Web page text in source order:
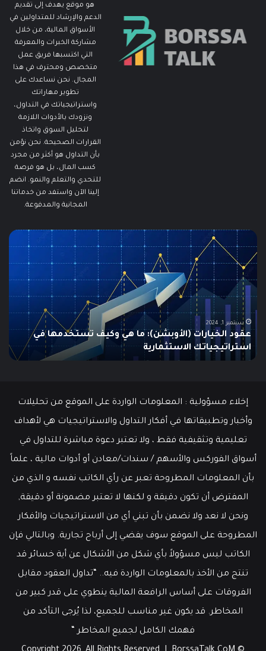
هو موقع يهدف إلى تقديم
الدعم والإرشاد للمتداولين في
الأسواق المالية، من خلال
مشاركة الخبرات والمعرفة
التي اكتسبها فريق عمل
متخصص ومحترف في هذا
المجال. نحن نساعدك على
تطوير مهاراتك
واستراتيجياتك في التداول،
ونزودك بالأدوات اللازمة
لتحليل السوق واتخاذ
القرارات الصحيحة. نحن نؤمن
بأن التداول هو أكثر من مجرد
كسب المال، بل هو فرصة
للتحدي والتعلم والنمو. انضم
إلينا الآن واستفد من خدماتنا
المجانية والمدفوعة.
ما
هو
الـ
Swing
دليلك
الشامل
للمبتدئين
يونيو 10, 2025
ما هو الـ Swing Trading؟ دليلك الشامل للمبتدئين
إخلاء مسؤولية : المعلومات الواردة على الموقع من تحليلات
وأخبار وتطبيقاتها في أفكار التداول والاستراتيجيات هي لأهداف
تعليمية وتثقيفية فقط ، ولا تعتبر دعوة مباشرة للتداول في
أسواق الفوركس والأسهم / سندات/معادن أو أدوات مالية ، علماً
بأن المعلومات المطروحة تعبر عن رأي الكاتب نفسه و الذي من
المفترض أن تكون دقيقة و لكنها لا تعتبر مضمونة أو دقيقة,
ونحن لا نعد ولا نضمن بأن تبني أي من الاستراتيجيات والأفكار
المطروحة على الموقع سوف يفضي إلى أرباح تجارية. وبالتالي فإن
الكاتب ليس مسؤولاً بأي شكل من الأشكال عن أية خسائر قد
تنتج من الأخذ بالمعلومات الواردة فيه.. “تداول العقود مقابل
الفروقات على أساس الرافعة المالية ينطوي على قدر كبير من
المخاطر. قد يكون غير مناسب للجميع، لذا يُرجى التأكد من
فهمك الكامل لجميع المخاطر “